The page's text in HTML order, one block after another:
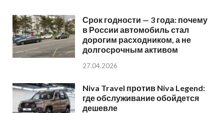
Срок годности — 3 года: почему
в России автомобиль стал
дорогим расходником, а не
долгосрочным активом
27.04.2026
Niva Travel против Niva Legend:
где обслуживание обойдется
дешевле